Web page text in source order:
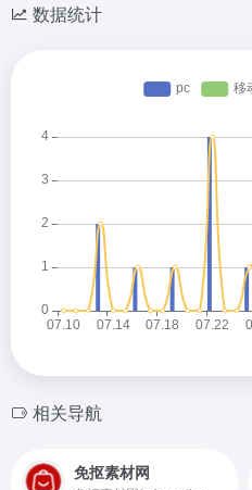
数据统计
相关导航
免抠素材网